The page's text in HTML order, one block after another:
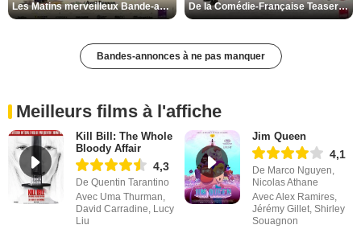
Les Matins merveilleux Bande-annonce VF De la Comédie-Française Teaser VF
Bandes-annonces à ne pas manquer
Meilleurs films à l'affiche
Kill Bill: The Whole
Bloody Affair
4,3
De Quentin Tarantino
Avec Uma Thurman,
David Carradine, Lucy
Liu
Jim Queen
4,1
De Marco Nguyen,
Nicolas Athane
Avec Alex Ramires,
Jérémy Gillet, Shirley
Souagnon